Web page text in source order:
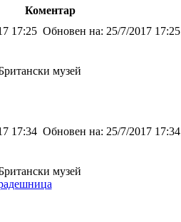
Коментар
17:25 Обновен на: 25/7/2017 17:25
музей
17:34 Обновен на: 25/7/2017 17:34
музей